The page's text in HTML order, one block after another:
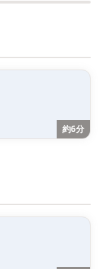
約6分